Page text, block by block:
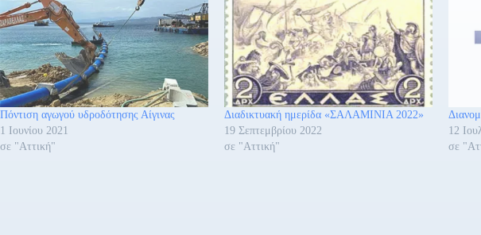
Πόντιση αγωγού υδροδότησης Αίγινας
1 Ιουνίου 2021
σε "Αττική"
Διαδικτυακή ημερίδα «ΣΑΛΑΜΙΝΙΑ 2022»
19 Σεπτεμβρίου 2022
σε "Αττική"
12
σε